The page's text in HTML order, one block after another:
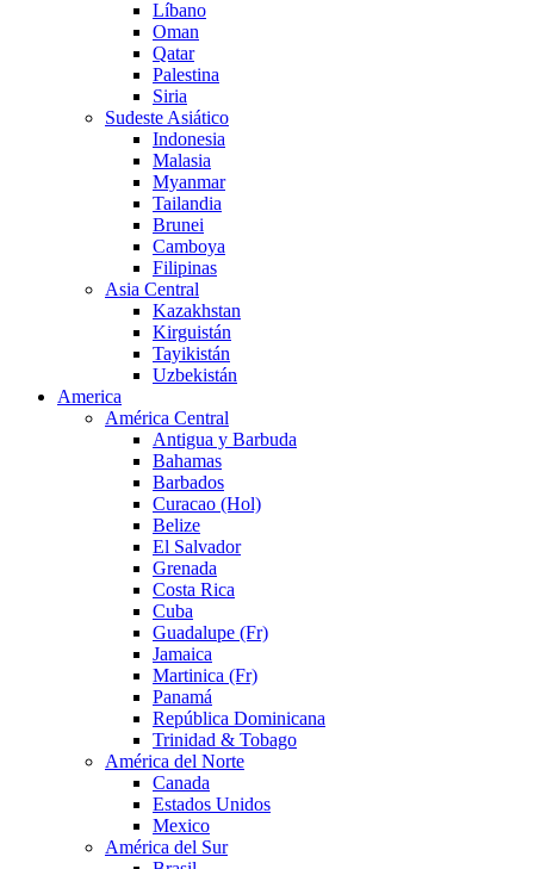
Líbano
Oman
Qatar
Palestina
Siria
Sudeste Asiático
Indonesia
Malasia
Myanmar
Tailandia
Brunei
Camboya
Filipinas
Asia Central
Kazakhstan
Kirguistán
Tayikistán
Uzbekistán
America
América Central
Antigua y Barbuda
Bahamas
Barbados
Curacao (Hol)
Belize
El Salvador
Grenada
Costa Rica
Cuba
Guadalupe (Fr)
Jamaica
Martinica (Fr)
Panamá
República Dominicana
Trinidad & Tobago
América del Norte
Canada
Estados Unidos
Mexico
América del Sur